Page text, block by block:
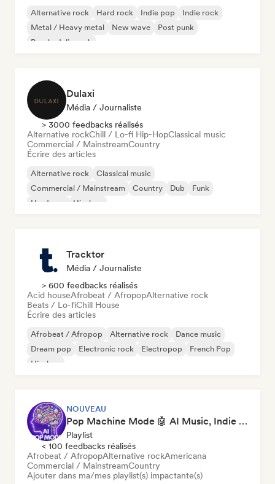
Alternative rock Hard rock Indie pop
Indie rock
Metal / Heavy metal
New wave
Post punk
Psychedelic rock
Dulaxi
Média / Journaliste
> 3000 feedbacks réalisés
Alternative rockChill / Lo-fi Hip-HopClassical music
Commercial / MainstreamCountry
Écrire des articles
Alternative rock
Classical music
Commercial / Mainstream
Country Dub
Funk
Hardcore
Hip-hop
Tracktor
Média / Journaliste
> 600 feedbacks réalisés
Acid houseAfrobeat / AfropopAlternative rock
Beats / Lo-fiChill House
Écrire des articles
Afrobeat / Afropop Alternative rock
Dance music
Dream pop
Electronic rock Electropop
French Pop
Hip-hop
NOUVEAU
Pop Machine Mode 🤖 AI Music, Indie Pop & Dream Pop
Playlist
< 100 feedbacks réalisés
Afrobeat / AfropopAlternative rockAmericana
Commercial / MainstreamCountry
Ajouter dans ma/mes playlist(s) impactante(s)